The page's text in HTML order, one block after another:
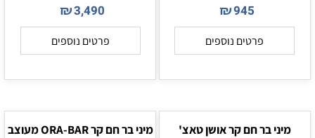
₪945
פרטים נוספים
₪3,490
פרטים נוספים
מיני בר חם קר אושן טאצ' מיני בר חם קר ORA-BAR מעוצב